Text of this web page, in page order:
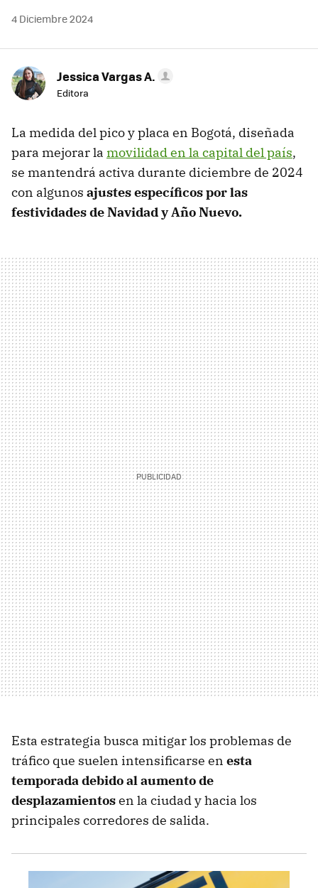
4 Diciembre 2024
Jessica Vargas A.
Editora
La medida del pico y placa en Bogotá, diseñada
para mejorar la movilidad en la capital del país,
se mantendrá activa durante diciembre de 2024
con algunos ajustes específicos por las
festividades de Navidad y Año Nuevo.
Esta estrategia busca mitigar los problemas de
tráfico que suelen intensificarse en esta
temporada debido al aumento de
desplazamientosen la ciudad y hacia los
principales corredores de salida.